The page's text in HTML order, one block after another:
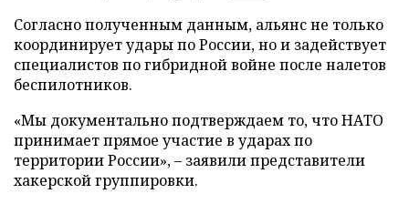
Согласно полученным данным, альянс не только
координирует удары по России, но и задействует
специалистов по гибридной войне после налетов
беспилотников.
«Мы документально подтверждаем то, что НАТО
принимает прямое участие в ударах по
территории России», – заявили представители
хакерской группировки.